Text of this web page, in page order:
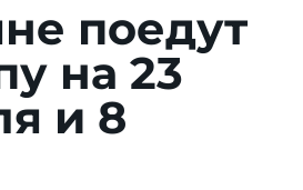
поедут
на 23
и 8